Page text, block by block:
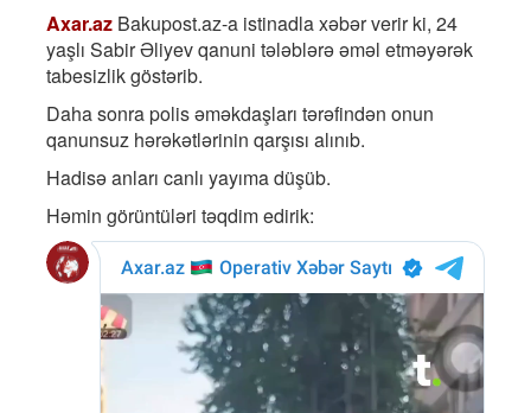
Axar.az Bakupost.az-a istinadla xəbər verir ki, 24
yaşlı Sabir Əliyev qanuni tələblərə əməl etməyərək
tabesizlik göstərib.
Daha sonra polis əməkdaşları tərəfindən onun
qanunsuz hərəkətlərinin qarşısı alınıb.
Hadisə anları canlı yayıma düşüb.
Həmin görüntüləri təqdim edirik: